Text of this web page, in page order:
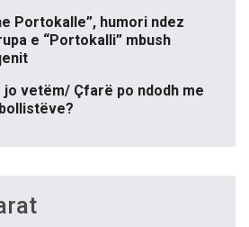
Portokalle”, humori ndez
e “Portokalli” mbush
jo vetëm/ Çfarë po ndodh me